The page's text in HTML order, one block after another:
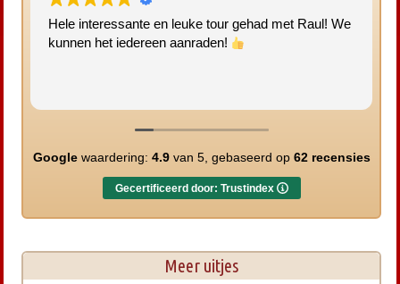
Hele interessante en leuke tour gehad met Raul! We
kunnen het iedereen aanraden!
Googlewaardering: 4.9van 5, gebaseerd op 62 recensies
Gecertificeerd door: Trustindex
Meer uitjes